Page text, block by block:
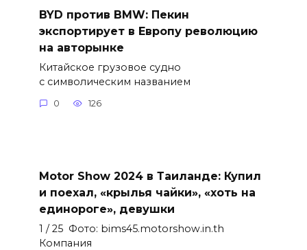
BYD против BMW: Пекин
экспортирует в Европу революцию
на авторынке
Китайское грузовое судно
с символическим названием
0 126
Motor Show 2024 в Таиланде: Купил
и поехал, «крылья чайки», «хоть на
единороге», девушки
1 / 25 Фото: bims45.motorshow.in.th
Компания